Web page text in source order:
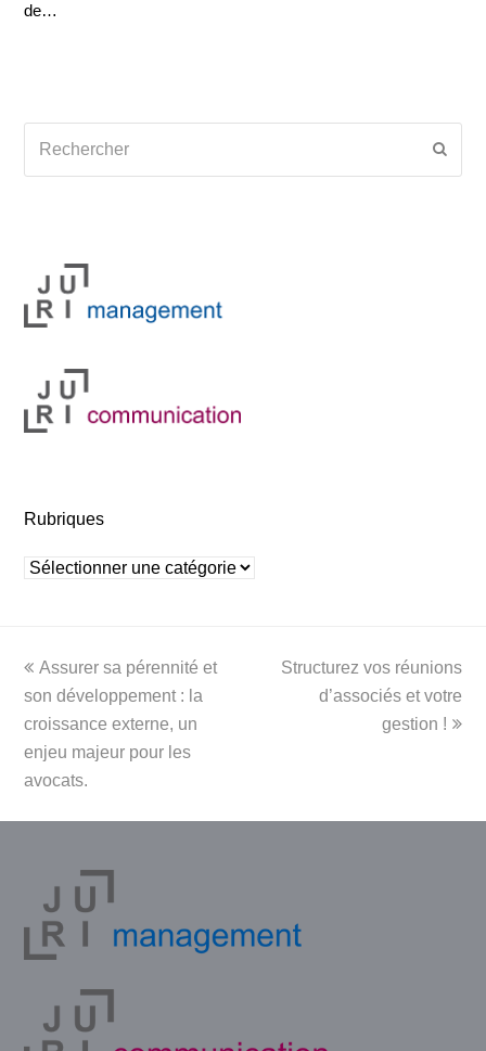
de…
Rubriques
Rubriques
previous
post:
Assurer sa pérennité et
son développement : la
croissance externe, un
enjeu majeur pour les
avocats.
next
post:
Structurez vos réunions
d’associés et votre
gestion !